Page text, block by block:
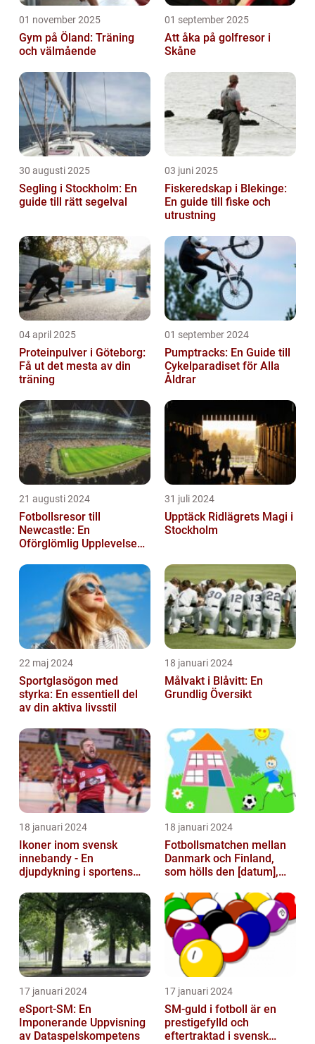
01 november 2025
Gym på Öland: Träning
och välmående
01 september 2025
Att åka på golfresor i
Skåne
30 augusti 2025
Segling i Stockholm: En
guide till rätt segelval
03 juni 2025
Fiskeredskap i Blekinge:
En guide till fiske och
utrustning
04 april 2025
Proteinpulver i Göteborg:
Få ut det mesta av din
träning
01 september 2024
Pumptracks: En Guide till
Cykelparadiset för Alla
Åldrar
21 augusti 2024
Fotbollsresor till
Newcastle: En
Oförglömlig Upplevelse
31 juli 2024
Upptäck Ridlägrets Magi i
Stockholm
22 maj 2024
Sportglasögon med
styrka: En essentiell del
av din aktiva livsstil
18 januari 2024
Målvakt i Blåvitt: En
Grundlig Översikt
18 januari 2024
Ikoner inom svensk
innebandy - En
djupdykning i sportens
profiler
18 januari 2024
Fotbollsmatchen mellan
Danmark och Finland,
som hölls den [datum],
allvarl...
17 januari 2024
eSport-SM: En
Imponerande Uppvisning
av Dataspelskompetens
17 januari 2024
SM-guld i fotboll är en
prestigefylld och
eftertraktad i svensk